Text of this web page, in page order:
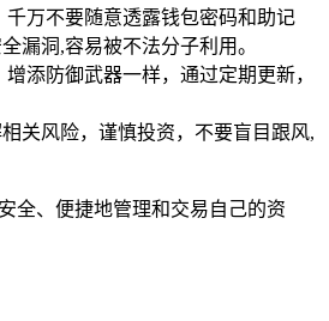
万不要随意透露钱包密码和助记
漏洞,容易被不法分子利用。
添防御武器一样，通过定期更新，
关风险，谨慎投资，不要盲目跟风,
全、便捷地管理和交易自己的资